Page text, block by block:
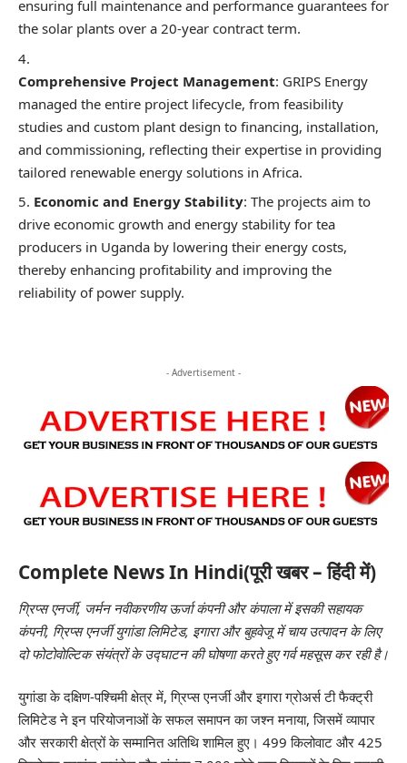
ensuring full maintenance and performance guarantees for
the solar plants over a 20-year contract term.
Comprehensive Project Management: GRIPS Energy
managed the entire project lifecycle, from feasibility
studies and custom plant design to financing, installation,
and commissioning, reflecting their expertise in providing
tailored renewable energy solutions in Africa.
Economic and Energy Stability: The projects aim to
drive economic growth and energy stability for tea
producers in Uganda by lowering their energy costs,
thereby enhancing profitability and improving the
reliability of power supply.
- Advertisement -
Complete News In Hindi(पूरी खबर – हिंदी में)
ग्रिप्स एनर्जी, जर्मन नवीकरणीय ऊर्जा कंपनी और कंपाला में इसकी सहायक
कंपनी, ग्रिप्स एनर्जी युगांडा लिमिटेड, इगारा और बुहवेजू में चाय उत्पादन के लिए
दो फोटोवोल्टिक संयंत्रों के उद्घाटन की घोषणा करते हुए गर्व महसूस कर रही है।
युगांडा के दक्षिण-पश्चिमी क्षेत्र में, ग्रिप्स एनर्जी और इगारा ग्रोअर्स टी फैक्ट्री
लिमिटेड ने इन परियोजनाओं के सफल समापन का जश्न मनाया, जिसमें व्यापार
और सरकारी क्षेत्रों के सम्मानित अतिथि शामिल हुए। 499 किलोवाट और 425